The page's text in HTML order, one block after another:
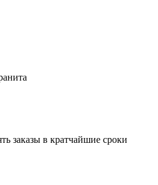
заказы в кратчайшие сроки